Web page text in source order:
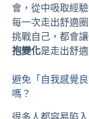
會，從中吸取經
每一次走出舒適
挑戰自己，都會
抱變化是走出舒
避免「自我感覺
嗎？